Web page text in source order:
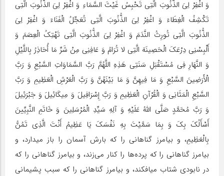
وَ اغْفِرْ لِیَ الذُّنُوبَ الَّتِی تَحْبِسُ غَیْثَ السَّمَاءِ وَ اغْفِرْ لِیَ الذُّنُوبَ الَّتِی
تَکْشِفُ الْغِطَاءَ وَ اغْفِرْ لِیَ الذُّنُوبَ الَّتِی تُعَجِّلُ الْفَنَاءَ وَ اغْفِرْ لِیَ
الذُّنُوبَ الَّتِی تُورِثُ النَّدَمَ وَ اغْفِرْ لِیَ الذُّنُوبَ الَّتِی تَهْتِکُ الْعِصَمَ وَ
أَلْبِسْنِی دِرْعَکَ الْحَصِینَهَ الَّتِی لا تُرَامُ وَ عَافِنِی مِنْ شَرِّ مَا أُحَاذِرُ بِاللَّیْلِ
وَ النَّهَارِ فِی مُسْتَقْبَلِ سَنَتِی هَذِهِ اللَّهُمَّ رَبَّ السَّمَاوَاتِ السَّبْعِ وَ رَبَّ
الْأَرَضِینَ السَّبْعِ وَ مَا فِیهِنَّ وَ مَا بَیْنَهُنَّ وَ رَبَّ الْعَرْشِ الْعَظِیمِ وَ رَبَّ
السَّبْعِ الْمَثَانِی وَ الْقُرْآنِ الْعَظِیمِ وَ رَبَّ إِسْرَافِیلَ وَ مِیکَائِیلَ وَ جَبْرَئِیلَ
وَ رَبَّ مُحَمَّدٍ صَلَّى اللَّهُ عَلَیْهِ وَ آلِهِ سَیِّدِ الْمُرْسَلِینَ وَ خَاتَمِ النَّبِیِّینَ
أَسْأَلُکَ بِکَ وَ بِمَا سَمَّیْتَ بِهِ نَفْسَکَ یَا عَظِیمُ أَنْتَ الَّذِی تَمُنُّ
بِالْعَظِیمِ، و بیامرز گناهانى را که بارش آسمان را باز میدارد، و
بیامرز گناهانى را که پرده‌ها را کنار می‌زند، و بیامرز گناهانى را که
در نابودى شتاب میافکند، و بیامرز گناهانى را که سبب پشیمانى